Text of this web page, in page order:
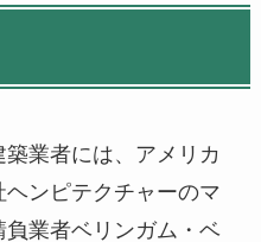
築業者には、アメリカ
ンピテクチャーのマ
業者ベリンガム・ベ